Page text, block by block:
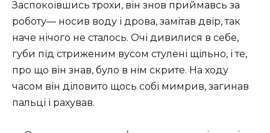
Заспокоївшись трохи, він знов приймавсь за
роботу— носив воду і дрова, замітав двір, так
наче нічого не сталось. Очі дивилися в себе,
губи під стриженим вусом стулені щільно, і те,
про що він знав, було в нім скрите. На ходу
часом він діловито щось собі мимрив, загинав
пальці і рахував.